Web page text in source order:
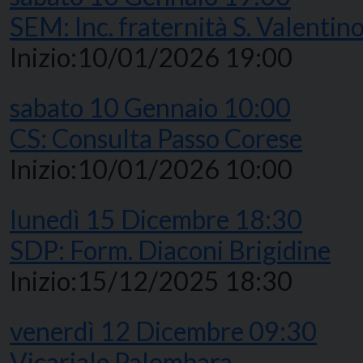
SEM: Inc. fraternità S.
Inizio:10/01/2026 19:00
sabato 10 Gennaio 10:00
CS: Consulta Passo Corese
Inizio:10/01/2026 10:00
lunedì 15 Dicembre 18:30
SDP: Form. Diaconi Brigidine
Inizio:15/12/2025 18:30
venerdì 12 Dicembre 09:30